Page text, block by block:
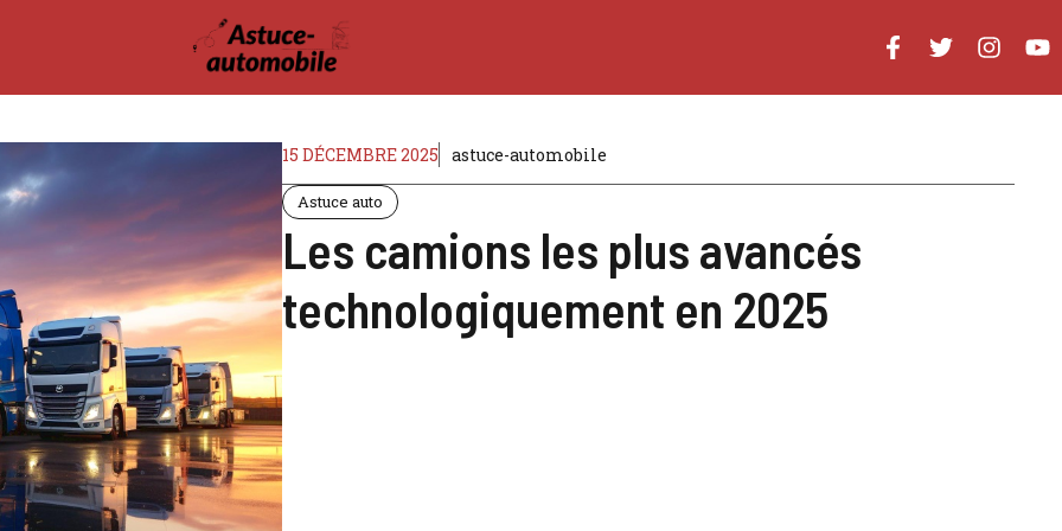
15 DÉCEMBRE 2025 astuce-automobile
Astuce auto
Les camions les plus avancés
technologiquement en 2025